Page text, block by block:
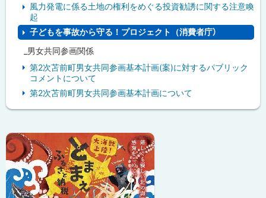
風力発電に係る土地の権利をめぐる投資勧誘に関する注意喚
起
子どもを事故から守る！プロジェクト（消費者庁）
_男女共同参画関係
第2次苫前町男女共同参画基本計画(案)に対するパブリック
コメントについて
第2次苫前町男女共同参画基本計画について
ッ
ク
ア